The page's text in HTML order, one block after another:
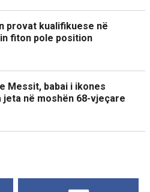
provat kualifikuese në
fiton pole position
Messit, babai i ikones
në moshën 68-vjeçare